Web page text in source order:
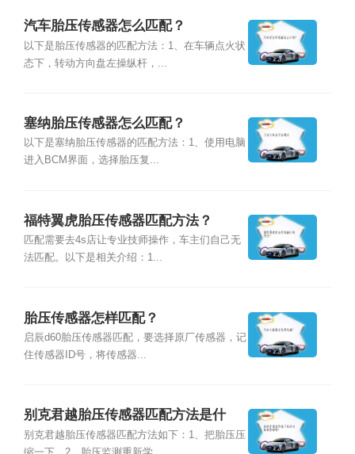
汽车胎压传感器怎么匹配？
以下是胎压传感器的匹配方法：1、在车辆点火状
态下，转动方向盘左操纵杆，...
塞纳胎压传感器怎么匹配？
以下是塞纳胎压传感器的匹配方法：1、使用电脑
进入BCM界面，选择胎压复...
福特翼虎胎压传感器匹配方法？
匹配需要去4s店让专业技师操作，车主们自己无
法匹配。以下是相关介绍：1...
胎压传感器怎样匹配？
启辰d60胎压传感器匹配，要选择原厂传感器，记
住传感器ID号，将传感器...
别克君越胎压传感器匹配方法是什
么？
别克君越胎压传感器匹配方法如下：1、把胎压压